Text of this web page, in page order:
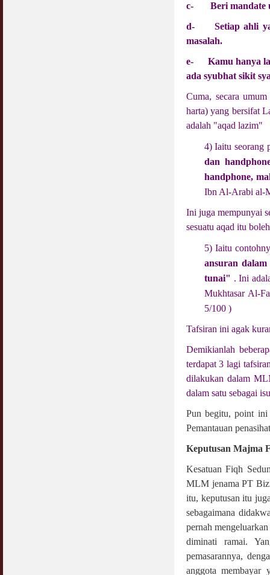
c- Beri mandate
d- Setiap ahli
masalah.
e-Kamu hanya
ada syubhat sikit
Cuma, secara
harta) yang bersifat
adalah "aqad lazim"
4) Iaitu seorang
dan
handphone,
Ibn Al-Arabi al-
Ini juga mempunyai
sesuatu aqad itu
5) Iaitu
ansuran
tunai" . Ini
Mukhtasar Al-
5/100 )
Tafsiran ini agak
Demikianlah
terdapat 3 lagi
dilakukan dalam
dalam satu sebagai
Pun begitu, point ini
Pemantauan
Keputusan Majma
Kesatuan Fiqh
MLM jenama PT
itu, keputusan itu
sebagaimana
pernah
diminati ramai.
pemasarannya,
anggota membayar